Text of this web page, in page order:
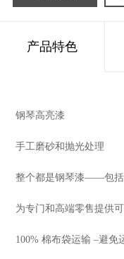
产品特色
钢琴高亮漆
手工磨砂和抛光处理
整个都是钢琴漆——包括
为专门和高端零售提供
100% 棉布袋运输 –避免